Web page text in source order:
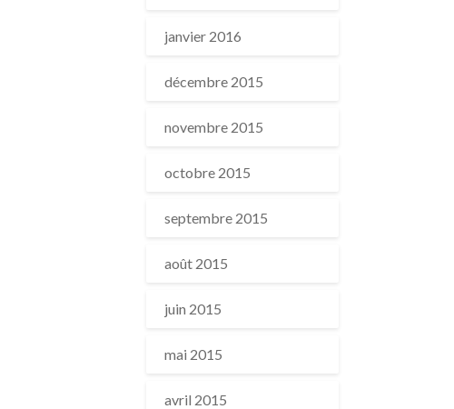
janvier 2016
décembre 2015
novembre 2015
octobre 2015
septembre 2015
août 2015
juin 2015
mai 2015
avril 2015